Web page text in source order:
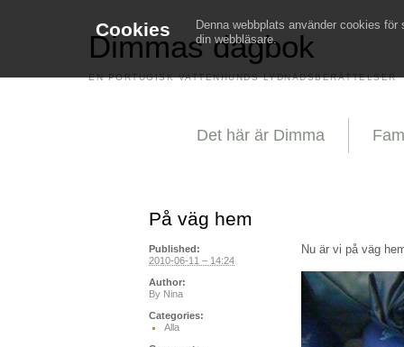
Cookies
Denna webbplats använder cookies
din webbläsare.
Dimmas dagbok
EN PORTUGISK VATTENHUNDS LYDNADSBERÄTTELSER
Det här är Dimma
På väg hem
Nu är vi på väg
Published:
2010-06-11 – 14:24
Author:
By Nina
Categories:
Alla